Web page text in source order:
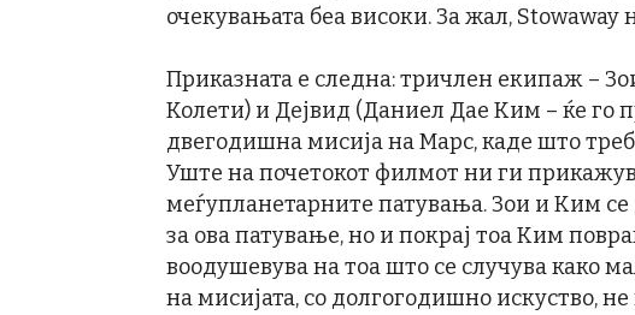
очекувањата беа високи. За жал,
Приказната е следна: тричлен екипаж –
Колети) и Дејвид (Даниел Дае Ким – ќе го
двегодишна мисија на Марс, каде што
Уште на почетокот филмот ни ги
меѓупланетарните патувања. Зои и Ким
за ова патување, но и покрај тоа Ким
воодушевува на тоа што се случува како
на мисијата, со долгогодишно искуство,